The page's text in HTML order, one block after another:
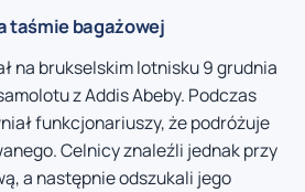
taśmie bagażowej
na brukselskim lotnisku 9 grudnia
z Addis Abeby. Podczas
funkcjonariuszy, że podróżuje
Celnicy znaleźli jednak przy
a następnie odszukali jego